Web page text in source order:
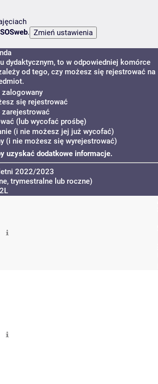
.
dydaktycznym, to w odpowiedniej komórce
od tego, czy możesz się rejestrować na
się rejestrować
(lub wycofać prośbę)
(i nie możesz jej już wycofać)
(i nie możesz się wyrejestrować)
uzyskać dodatkowe informacje.
2022/2023
trymestralne lub roczne)